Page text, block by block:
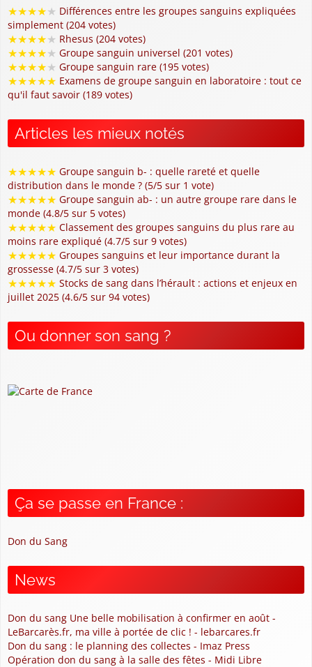
★★★★★ Différences entre les groupes sanguins expliquées
simplement (204 votes)
★★★★★ Rhesus (204 votes)
★★★★★ Groupe sanguin universel (201 votes)
★★★★★ Groupe sanguin rare (195 votes)
★★★★★ Examens de groupe sanguin en laboratoire : tout ce
qu'il faut savoir (189 votes)
Articles les mieux notés
★★★★★ Groupe sanguin b- : quelle rareté et quelle
distribution dans le monde ? (5/5 sur 1 vote)
★★★★★ Groupe sanguin ab- : un autre groupe rare dans le
monde (4.8/5 sur 5 votes)
★★★★★ Classement des groupes sanguins du plus rare au
moins rare expliqué (4.7/5 sur 9 votes)
★★★★★ Groupes sanguins et leur importance durant la
grossesse (4.7/5 sur 3 votes)
★★★★★ Stocks de sang dans l’hérault : actions et enjeux en
juillet 2025 (4.6/5 sur 94 votes)
Ou donner son sang ?
Ça se passe en France :
Don du Sang
News
Don du sang Une belle mobilisation à confirmer en août -
LeBarcarès.fr, ma ville à portée de clic ! - lebarcares.fr
Don du sang : le planning des collectes - Imaz Press
Opération don du sang à la salle des fêtes - Midi Libre